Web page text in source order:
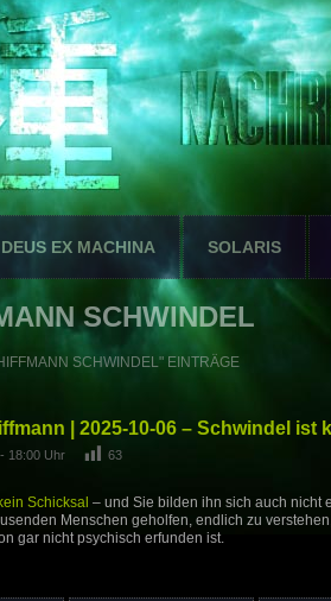
DEUS EX MACHINA SOLARIS
SCHWINDEL
SCHWINDEL" EINTRÄGE
| 2025-10-06 – Schwindel ist
18:00 Uhr 63
Schicksal – und Sie bilden ihn sich auch nicht
Menschen geholfen, endlich zu
gar nicht psychisch erfunden ist.